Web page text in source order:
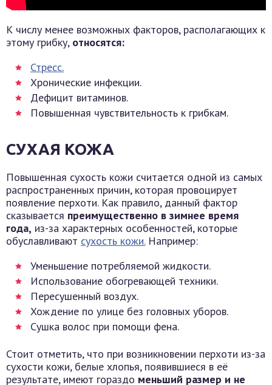
К числу менее возможных факторов, располагающих к
этому грибку, относятся:
Стресс.
Хронические инфекции.
Дефицит витаминов.
Повышенная чувствительность к грибкам.
СУХАЯ КОЖА
Повышенная сухость кожи считается одной из самых
распространенных причин, которая провоцирует
появление перхоти. Как правило, данный фактор
сказывается преимущественно в зимнее время
года, из-за характерных особенностей, которые
обуславливают сухость кожи.Например:
Уменьшение потребляемой жидкости.
Использование обогревающей техники.
Пересушенный воздух.
Хождение по улице без головных уборов.
Сушка волос при помощи фена.
Стоит отметить, что при возникновении перхоти из-за
сухости кожи, белые хлопья, появившиеся в её
результате, имеют гораздо меньший размер и не